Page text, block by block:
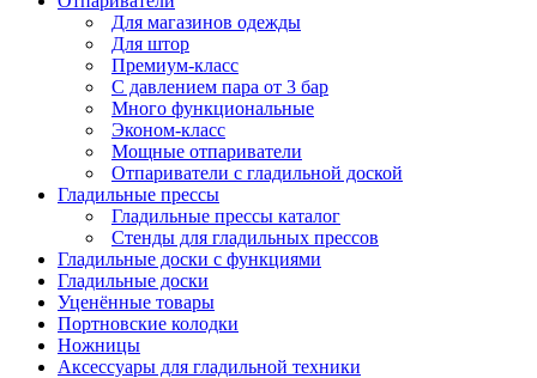
Для магазинов одежды
Для штор
Премиум-класс
С давлением пара от 3 бар
Много функциональные
Эконом-класс
Мощные отпариватели
Отпариватели с гладильной доской
Гладильные прессы
Гладильные прессы каталог
Стенды для гладильных прессов
Гладильные доски с функциями
Гладильные доски
Уценённые товары
Портновские колодки
Ножницы
Аксессуары для гладильной техники